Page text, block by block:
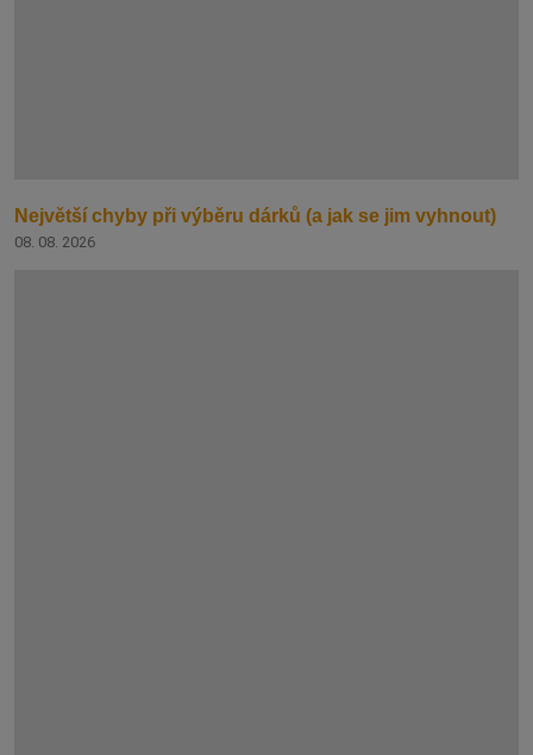
Největší chyby při výběru dárků (a jak se jim vyhnout)
08. 08. 2026